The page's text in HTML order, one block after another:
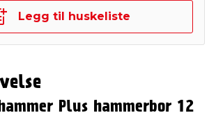
Legg til huskeliste
Plus hammerbor 12